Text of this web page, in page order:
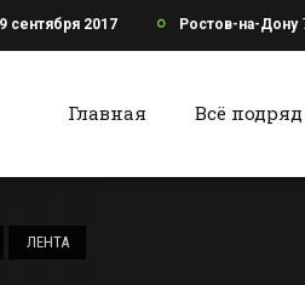
сентября 2017 Ростов-на-Дону
Главная Всё подряд
ЛЕНТА